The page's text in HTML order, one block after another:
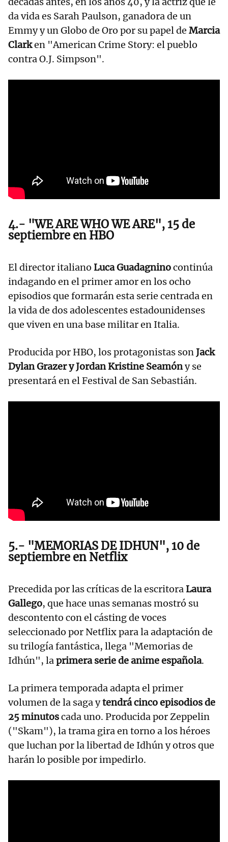
da vida es Sarah Paulson, ganadora de un
Emmy y un Globo de Oro por su papel de Marcia
Clarken "American Crime Story: el pueblo
contra O.J. Simpson".
4.- "WE ARE WHO WE ARE", 15 de
septiembre en HBO
El director italiano Luca Guadagninocontinúa
indagando en el primer amor en los ocho
episodios que formarán esta serie centrada en
la vida de dos adolescentes estadounidenses
que viven en una base militar en Italia.
Producida por HBO, los protagonistas sonJack
Dylan Grazer y Jordan Kristine Seamóny se
presentará en el Festival de San Sebastián.
5.- "MEMORIAS DE IDHUN", 10 de
septiembre en Netflix
Precedida por las críticas de la escritoraLaura
Gallego, que hace unas semanas mostró su
descontento con el cásting de voces
seleccionado por Netflix para la adaptación de
su trilogía fantástica, llega "Memorias de
Idhún", laprimera serie de anime española.
La primera temporada adapta el primer
volumen de la saga ytendrá cinco episodios de
25 minutoscada uno. Producida por Zeppelin
("Skam"), la trama gira en torno a los héroes
que luchan por la libertad de Idhún y otros que
harán lo posible por impedirlo.